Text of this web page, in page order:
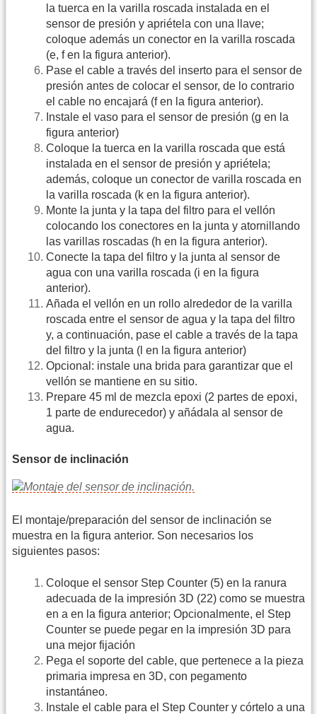
la tuerca en la varilla roscada instalada en el
sensor de presión y apriétela con una llave;
coloque además un conector en la varilla roscada
(e, f en la figura anterior).
Pase el cable a través del inserto para el sensor de
presión antes de colocar el sensor, de lo contrario
el cable no encajará (f en la figura anterior).
Instale el vaso para el sensor de presión (g en la
figura anterior)
Coloque la tuerca en la varilla roscada que está
instalada en el sensor de presión y apriétela;
además, coloque un conector de varilla roscada en
la varilla roscada (k en la figura anterior).
Monte la junta y la tapa del filtro para el vellón
colocando los conectores en la junta y atornillando
las varillas roscadas (h en la figura anterior).
Conecte la tapa del filtro y la junta al sensor de
agua con una varilla roscada (i en la figura
anterior).
Añada el vellón en un rollo alrededor de la varilla
roscada entre el sensor de agua y la tapa del filtro
y, a continuación, pase el cable a través de la tapa
del filtro y la junta (l en la figura anterior)
Opcional: instale una brida para garantizar que el
vellón se mantiene en su sitio.
Prepare 45 ml de mezcla epoxi (2 partes de epoxi,
1 parte de endurecedor) y añádala al sensor de
agua.
Sensor de inclinación
El montaje/preparación del sensor de inclinación se
muestra en la figura anterior. Son necesarios los
siguientes pasos:
Coloque el sensor Step Counter (5) en la ranura
adecuada de la impresión 3D (22) como se muestra
en a en la figura anterior; Opcionalmente, el Step
Counter se puede pegar en la impresión 3D para
una mejor fijación
Pega el soporte del cable, que pertenece a la pieza
primaria impresa en 3D, con pegamento
instantáneo.
Instale el cable para el Step Counter y córtelo a una